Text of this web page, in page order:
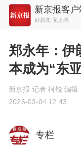
新京报客户
好新闻 无止境
郑永年：伊
本成为“东
新京报 记者 柯锐 编辑
2026-03-04 12:43
专栏